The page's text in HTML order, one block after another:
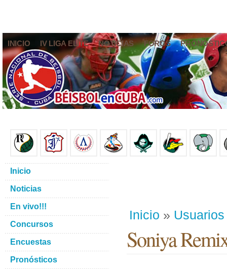
INICIO IV LIGA ELITE NOTICIAS FOROS
Inicio » Usuarios
Soniya
Inicio
Noticias
En vivo!!!
Concursos
Encuestas
Pronósticos